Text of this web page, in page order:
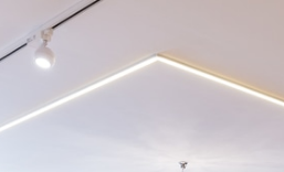
Brautmode für Schwandorf —
Brautkleider für Schwandorf und
Fischer Fashion — Marktplatz